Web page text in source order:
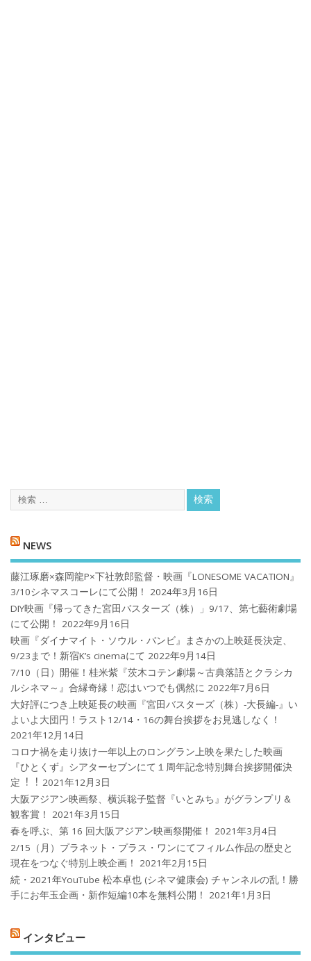
NEWS
藤江琢磨×森岡龍P×下社敦郎監督・映画『LONESOME VACATION』
3/10シネマスコーレにて公開！
2024年3月16日
DIY映画『帰ってきた宮田バスターズ（株）」9/17、第七藝術劇場
にて公開！
2022年9月16日
映画『ダイナマイト・ソウル・バンビ』まさかの上映延長決定、
9/23まで！新宿K’s cinemaにて 2022年9月14日
7/10（日）開催！桂米紫『茨木コテン劇場～古典落語とクラシカ
ルシネマ～』合縁奇縁！恋はいつでも偶然に 2022年7月6日
大好評につき上映延長の映画『宮田バスターズ（株）-大長編-』い
よいよ大団円！ラスト12/14・16の舞台挨拶をお見逃しなく！
2021年12月14日
コロナ禍を⾛り抜け⼀年以上のロングラン上映を果たした映画
『ひとくず』シアターセブンにて１周年記念特別舞台挨拶開催決
定︕︕ 2021年12月3日
大阪アジアン映画祭、横浜聡子監督『いとみち』がグランプリ＆
観客賞！
2021年3月15日
春を呼ぶ、第 16 回大阪アジアン映画祭開催！
2021年3月4日
2/15（月）プラネット・プラス・ワンにてフィルム作品の歴史と
現在をつなぐ特別上映企画！
2021年2月15日
続・2021年YouTube 松本卓也 (シネマ健康会) チャンネルの乱！勝
手にお年玉企画・新作短編10本を無料公開！
2021年1月3日
インタビュー